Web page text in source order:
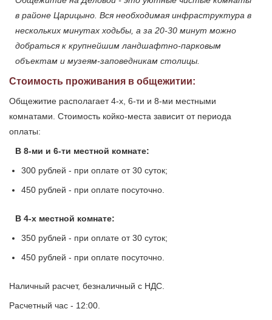
в районе Царицыно. Вся необходимая инфраструктура в
нескольких минутах ходьбы, а за 20-30 минут можно
добраться к крупнейшим ландшафтно-парковым
объектам и музеям-заповедникам столицы.
Стоимость проживания в общежитии:
Общежитие располагает 4-х, 6-ти и 8-ми местными
комнатами. Стоимость койко-места зависит от периода
оплаты:
В 8-ми и 6-ти местной комнате:
300 рублей - при оплате от 30 суток;
450 рублей - при оплате посуточно.
В 4-х местной комнате:
350 рублей - при оплате от 30 суток;
450 рублей - при оплате посуточно.
Наличный расчет, безналичный с НДС.
Расчетный час - 12:00.